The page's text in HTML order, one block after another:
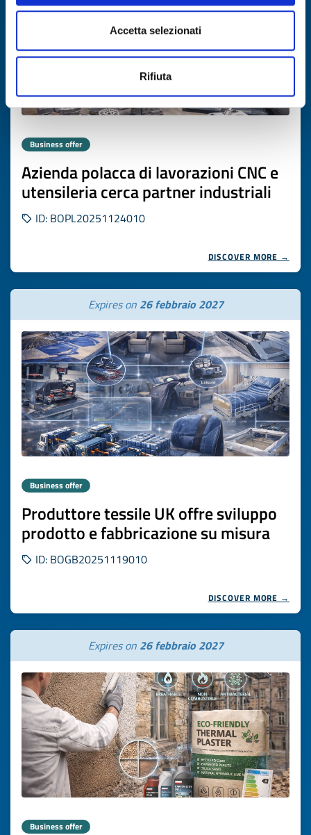
Accetta selezionati
Rifiuta
Business offer
Azienda polacca di lavorazioni CNC e
utensileria cerca partner industriali
ID: BOPL20251124010
DISCOVER MORE →
Expires on 26 febbraio 2027
Business offer
Produttore tessile UK offre sviluppo
prodotto e fabbricazione su misura
ID: BOGB20251119010
DISCOVER MORE →
Expires on 26 febbraio 2027
Business offer